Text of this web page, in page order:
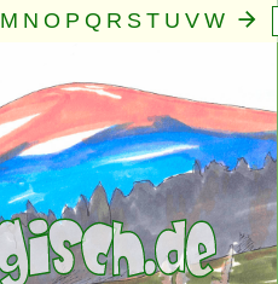
M N O P Q R S T U V W
Familie·Gemeinschaft